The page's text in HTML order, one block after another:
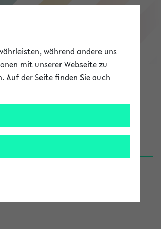
eKVV
während andere uns
mit unserer Webseite zu
der Seite finden Sie auch